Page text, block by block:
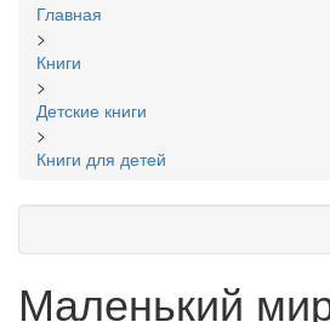
Главная
>
Книги
>
Детские книги
>
Книги для детей
Маленький